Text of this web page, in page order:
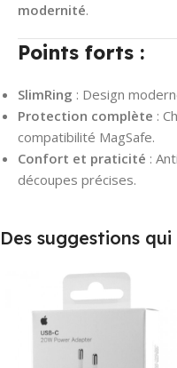
modernité.
Points forts :
SlimRing : Design
Protection complète :
compatibilité MagSafe.
Confort et praticité :
découpes précises.
Des suggestions